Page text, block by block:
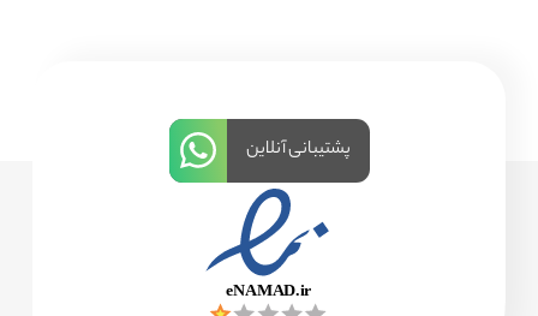
پشتیبانی آنلاین